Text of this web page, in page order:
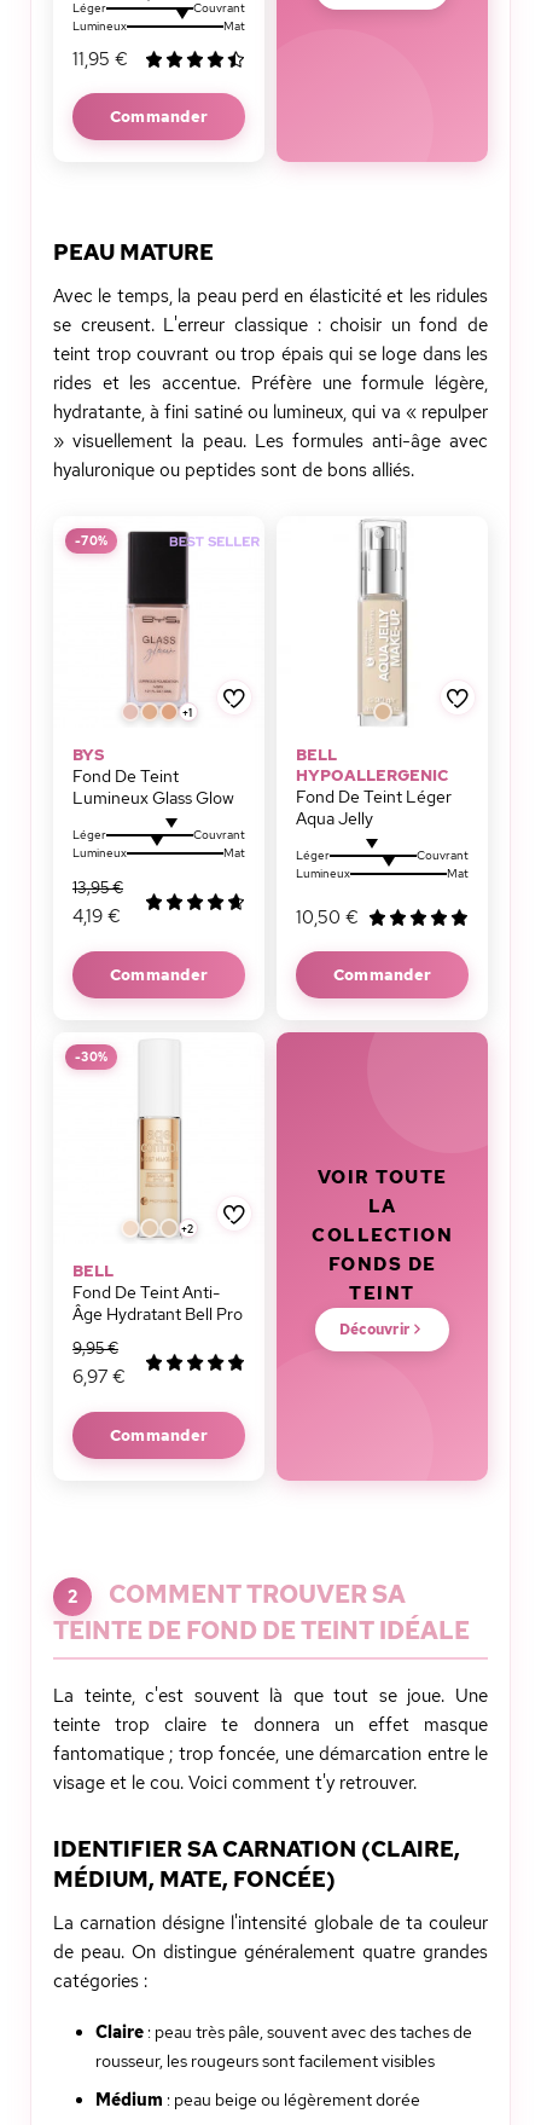
Léger
Couvrant
Lumineux
Mat
11,95 €
Commander
PEAU MATURE
Avec le temps, la peau perd en élasticité et les ridules
se creusent. L'erreur classique : choisir un fond de
teint trop couvrant ou trop épais qui se loge dans les
rides et les accentue. Préfère une formule légère,
hydratante, à fini satiné ou lumineux, qui va « repulper
» visuellement la peau. Les formules anti-âge avec
hyaluronique ou peptides sont de bons alliés.
+1
-70%
BYS
Fond De Teint
Lumineux Glass Glow
Léger
Couvrant
Lumineux
Mat
13,95 €
4,19 €
Commander
BELL
HYPOALLERGENIC
Fond De Teint Léger
Aqua Jelly
Léger
Couvrant
Lumineux
Mat
10,50 €
Commander
+2
-30%
BELL
Fond De Teint Anti-
Âge Hydratant Bell Pro
9,95 €
6,97 €
Commander
VOIR TOUTE
LA
COLLECTION
FONDS DE
TEINT
Découvrir
2
COMMENT TROUVER SA
TEINTE DE FOND DE TEINT IDÉALE
La teinte, c'est souvent là que tout se joue. Une
teinte trop claire te donnera un effet masque
fantomatique ; trop foncée, une démarcation entre le
visage et le cou. Voici comment t'y retrouver.
IDENTIFIER SA CARNATION (CLAIRE,
MÉDIUM, MATE, FONCÉE)
La carnation désigne l'intensité globale de ta couleur
de peau. On distingue généralement quatre grandes
catégories :
Claire : peau très pâle, souvent avec des taches de
rousseur, les rougeurs sont facilement visibles
Médium : peau beige ou légèrement dorée